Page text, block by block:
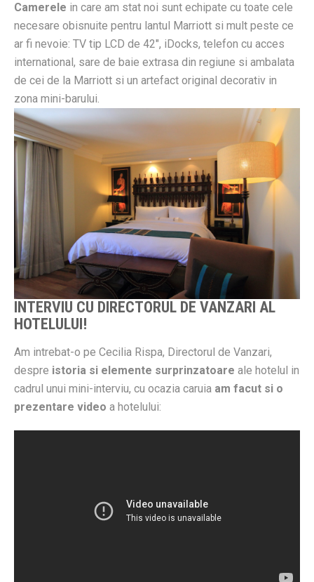
Camerele in care am stat noi sunt echipate cu toate cele
necesare obisnuite pentru lantul Marriott si mult peste ce
ar fi nevoie: TV tip LCD de 42″, iDocks, telefon cu acces
international, sare de baie extrasa din regiune si ambalata
de cei de la Marriott si un artefact original decorativ in
zona mini-barului.
INTERVIU CU DIRECTORUL DE VANZARI AL
HOTELULUI!
Am intrebat-o pe Cecilia Rispa, Directorul de Vanzari,
despre istoria si elemente surprinzatoare ale hotelul in
cadrul unui mini-interviu, cu ocazia caruia am facut si o
prezentare video a hotelului: